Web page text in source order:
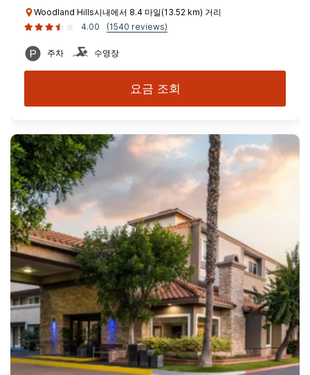
Woodland Hills시내에서 8.4 마일(13.52 km) 거리
4.00
(1540 reviews)
주차 수영장
요금 조회